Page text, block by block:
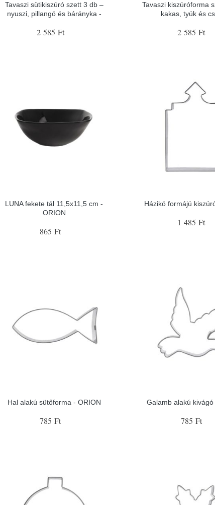
Tavaszi sütikiszúró szett 3 db –
nyuszi, pillangó és bárányka -
2 585 Ft
Tavaszi kiszúróforma
kakas, tyúk és
2 585 Ft
LUNA fekete tál 11,5x11,5 cm -
ORION
865 Ft
Házikó formájú
1 485 Ft
Hal alakú sütőforma - ORION
785 Ft
Galamb alakú kivágó
785 Ft